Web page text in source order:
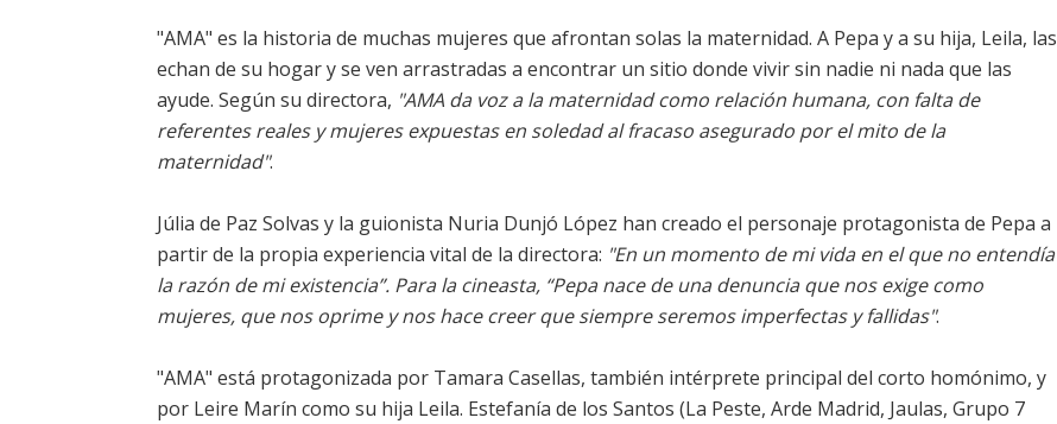
"AMA" es la historia de muchas mujeres que afrontan solas la maternidad. A Pepa y a su hija, Leila, las
echan de su hogar y se ven arrastradas a encontrar un sitio donde vivir sin nadie ni nada que las
ayude. Según su directora, "AMA da voz a la maternidad como relación humana, con falta de
referentes reales y mujeres expuestas en soledad al fracaso asegurado por el mito de la
maternidad".
Júlia de Paz Solvas y la guionista Nuria Dunjó López han creado el personaje protagonista de Pepa a
partir de la propia experiencia vital de la directora: "En un momento de mi vida en el que no entendía
la razón de mi existencia”. Para la cineasta, “Pepa nace de una denuncia que nos exige como
mujeres, que nos oprime y nos hace creer que siempre seremos imperfectas y fallidas".
"AMA" está protagonizada por Tamara Casellas, también intérprete principal del corto homónimo, y
por Leire Marín como su hija Leila. Estefanía de los Santos (La Peste, Arde Madrid, Jaulas, Grupo 7